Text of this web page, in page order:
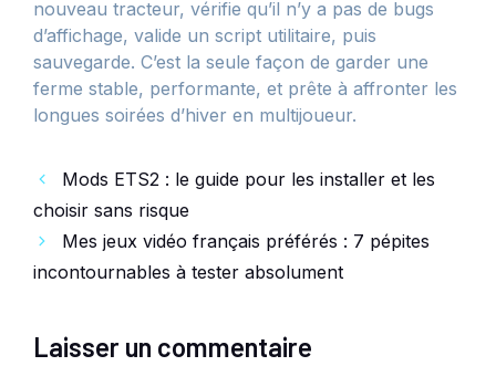
nouveau tracteur, vérifie qu’il n’y a pas de bugs
d’affichage, valide un script utilitaire, puis
sauvegarde. C’est la seule façon de garder une
ferme stable, performante, et prête à affronter les
longues soirées d’hiver en multijoueur.
Mods ETS2 : le guide pour les installer et les
choisir sans risque
Mes jeux vidéo français préférés : 7 pépites
incontournables à tester absolument
Laisser un commentaire